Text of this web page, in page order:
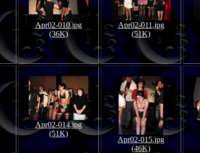
Apr02-010.jpg
(36K)
Apr02-011.jpg
(51K)
Apr02-014.jpg
(51K)
Apr02-015.jpg
(46K)